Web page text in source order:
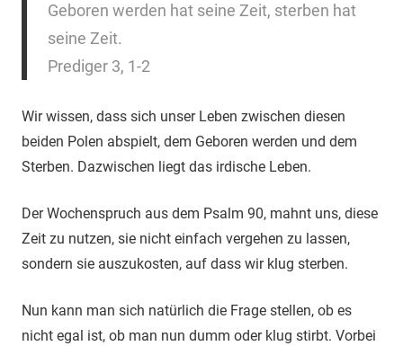
Geboren werden hat seine Zeit, sterben hat
seine Zeit.
Prediger 3, 1-2
Wir wissen, dass sich unser Leben zwischen diesen
beiden Polen abspielt, dem Geboren werden und dem
Sterben. Dazwischen liegt das irdische Leben.
Der Wochenspruch aus dem Psalm 90, mahnt uns, diese
Zeit zu nutzen, sie nicht einfach vergehen zu lassen,
sondern sie auszukosten, auf dass wir klug sterben.
Nun kann man sich natürlich die Frage stellen, ob es
nicht egal ist, ob man nun dumm oder klug stirbt. Vorbei